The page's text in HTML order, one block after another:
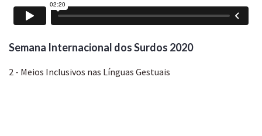
Semana Internacional dos Surdos 2020
2 - Meios Inclusivos nas Línguas Gestuais